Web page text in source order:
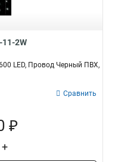
11-2W
LED, Провод Черный ПВХ,
Сравнить
₽
+